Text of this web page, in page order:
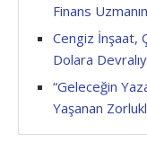
Finans
Cengiz İnşaat,
Dolara
“Geleceğin
Yaşanan